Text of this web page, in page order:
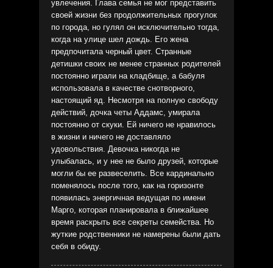
увлечения. Глава семья не мог представить
своей жизни без продолжительных прогулок
по города, но гулял он исключительно тогда,
когда на улице шел дождь. Его жена
предпочитала черный цвет. Странные
детишки своих не менее странных родителей
постоянно играли на кладбище, а бабуля
использовала в качестве снотворного,
настоящий яд. Несмотря на полную свободу
действий, дочка четы Аддамс, умирала
постоянно от скуки. Ей ничего не нравилось
в жизни и ничего не доставляло
удовольствия. Девочка никогда не
улыбалась, и у нее не было друзей, которые
могли бы ее развеселить. Все кардинально
поменялось после того, как на горизонте
появилась энергичная ведущая по имени
Марго, которая планировала в ближайшее
время раскрыть все секреты семейства. Но
жуткие родственники не намерены были дать
себя в обиду.